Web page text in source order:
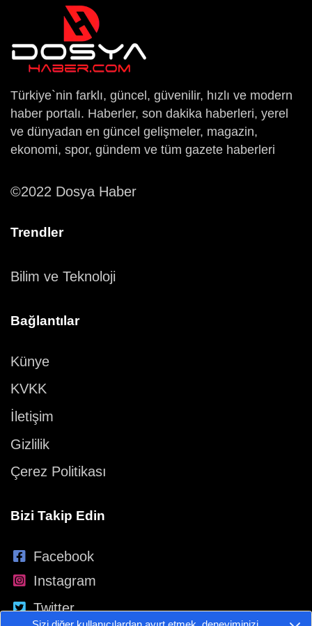
Türkiye`nin farklı, güncel, güvenilir, hızlı ve modern
haber portalı. Haberler, son dakika haberleri, yerel
ve dünyadan en güncel gelişmeler, magazin,
ekonomi, spor, gündem ve tüm gazete haberleri
©2022 Dosya Haber
Trendler
Bilim ve Teknoloji
Bağlantılar
Künye
KVKK
İletişim
Gizlilik
Çerez Politikası
Bizi Takip Edin
Facebook
Instagram
Twitter